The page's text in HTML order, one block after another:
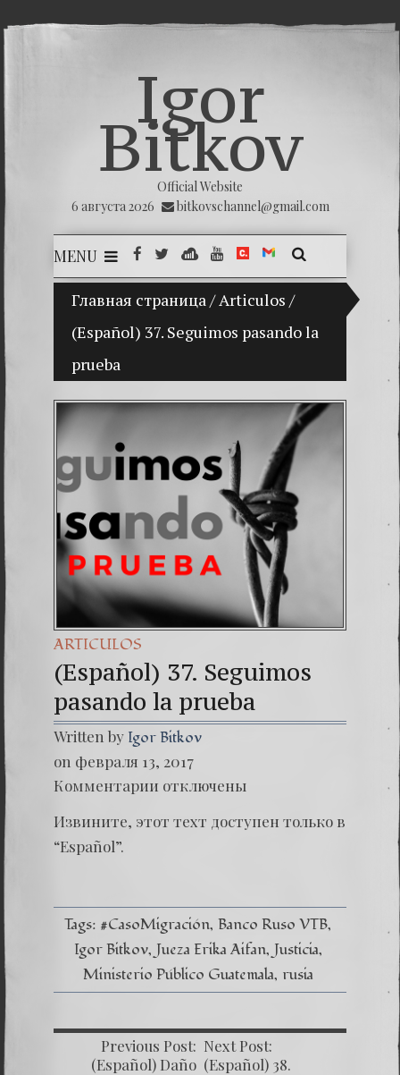
Igor
Bitkov
Official Website
6 августа 2026
bitkovschannel@gmail.com
MENU
Главная страница/Articulos /
(Español) 37. Seguimos pasando la
prueba
(Español) Mi hijo Vladimir Bitkov, una
Dr.
ARTICULOS
(Español) 37. Seguimos
pasando la prueba
Written by Igor Bitkov
on февраля 13, 2017
Комментарии отключены
Извините, этот техт доступен только в
“Español”.
Tags: #CasoMigración Banco Ruso VTB
Igor Bitkov Jueza Erika Aifan Justicia
Ministerio Público Guatemala rusia
Previous Post:
(Español) Daño
Next Post:
(Español) 38.